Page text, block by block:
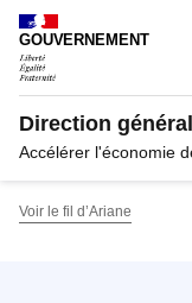
Panneau de gestion
GOUVERNEMENT
Direction
Accélérer l'économie
Voir le fil d’Ariane